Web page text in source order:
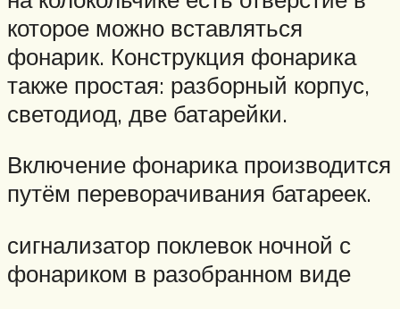
которое можно вставляться
фонарик. Конструкция фонарика
также простая: разборный корпус,
светодиод, две батарейки.
Включение фонарика производится
путём переворачивания батареек.
сигнализатор поклевок ночной с
фонариком в разобранном виде